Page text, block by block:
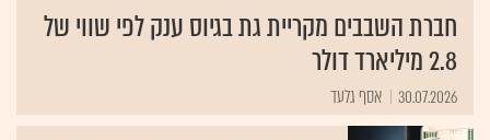
חברת השבבים מקריית גת בגיוס ענק לפי שווי של
2.8 מיליארד דולר
30.07.2026 אסף גלעד